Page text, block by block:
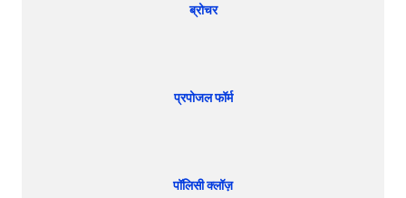
ब्रोचर
प्रपोजल फॉर्म
पॉलिसी क्लॉज़